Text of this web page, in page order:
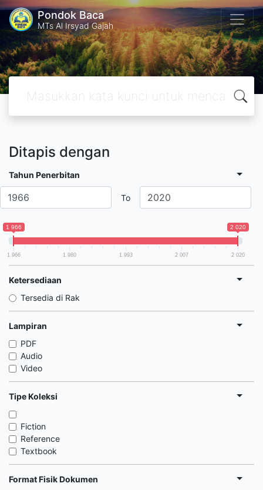
Pondok Baca
MTs Al Irsyad Gajah
Ditapis dengan
Tahun Penerbitan
To
1 966 2 020
1 966 1 980 1 993 2 007 2 020
Ketersediaan
Tersedia di Rak
Lampiran
PDF
Audio
Video
Tipe Koleksi
Fiction
Reference
Textbook
Format Fisik Dokumen